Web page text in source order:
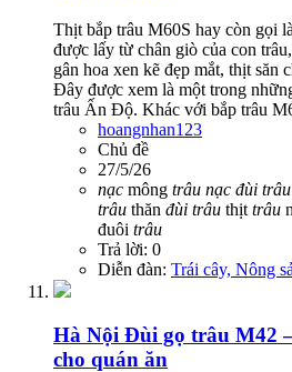
Thịt bắp trâu M60S hay còn gọi
được lấy từ chân giò của con
gân hoa xen kẽ đẹp mắt, thịt săn
Đây được xem là một trong
trâu Ấn Độ. Khác với bắp trâu
hoangnhan123
Chủ đề
27/5/26
nạc mông trâu nạc đùi trâu
trâu thăn đùi trâu thịt trâu
đuôi trâu
Trả lời: 0
Diễn đàn: Trái cây, Nông
Hà Nội Đùi gọ trâu M42
cho quán ăn